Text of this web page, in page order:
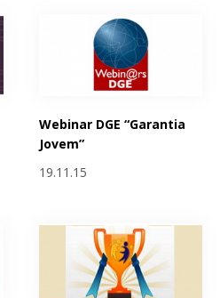
Webinar DGE “Garantia
Jovem”
19.11.15